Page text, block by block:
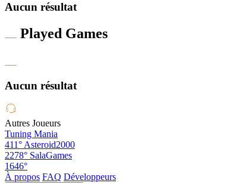
Aucun résultat
Played Games
Aucun résultat
Autres Joueurs
Tuning Mania
411° Asteroid2000
2278° SalaGames
1646°
À propos FAQ Développeurs